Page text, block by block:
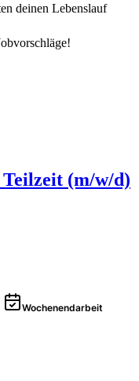
deinen Lebenslauf
(m/w/d)
Wochenendarbeit